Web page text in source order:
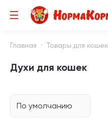
Главная Товары для кошек
Духи для кошек
По умолчанию